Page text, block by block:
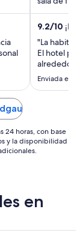
huéspedes
9.2/10
"La
El hotel por
muchas
Enviada el
24 horas, con base
y la disponibilidad
en